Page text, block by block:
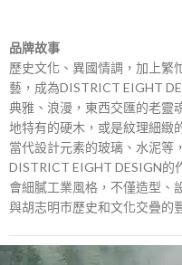
品牌故事
歷史文化、異國情調，加上繁
藝，成為DISTRICT EIGHT
典雅、浪漫，東西交匯的老靈
地特有的硬木，或是紋理細緻
當代設計元素的玻璃、水泥等
DISTRICT EIGHT DESIGN的
會細膩工業風格，不僅造型、
與胡志明市歷史和文化交疊的